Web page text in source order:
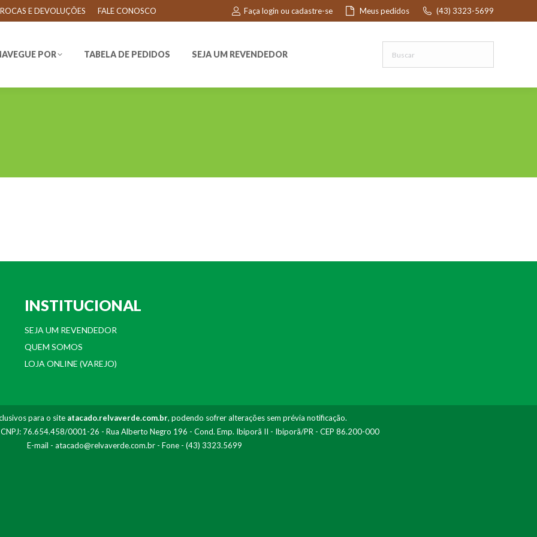
E DEVOLUÇÕES FALE CONOSCO Faça login ou cadastre-se Meus pedidos (43) 3323-5699
POR TABELA DE PEDIDOS SEJA UM REVENDEDOR
INSTITUCIONAL
SEJA UM REVENDEDOR
QUEM SOMOS
LOJA ONLINE (VAREJO)
para o site atacado.relvaverde.com.br, podendo sofrer alterações sem prévia notificação.
CNPJ: 76.654.458/0001-26 - Rua Alberto Negro 196 - Cond. Emp. Ibiporã II - Ibiporã/PR - CEP 86.200-000
E-mail - atacado@relvaverde.com.br- Fone - (43) 3323.5699
POR TABELA DE PEDIDOS SEJA UM REVENDEDOR